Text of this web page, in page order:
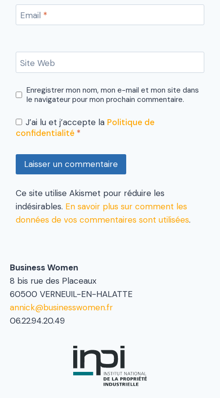
Email *
Site Web
Enregistrer mon nom, mon e-mail et mon site dans
le navigateur pour mon prochain commentaire.
J’ai lu et j’accepte la Politique de
confidentialité *
Ce site utilise Akismet pour réduire les
indésirables. En savoir plus sur comment les
données de vos commentaires sont utilisées.
Business Women
8 bis rue des Placeaux
60500 VERNEUIL-EN-HALATTE
annick@businesswomen.fr
06.22.94.20.49